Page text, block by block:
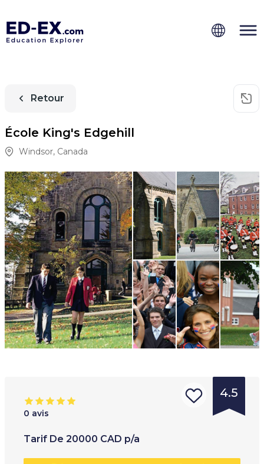
Retour
École King's Edgehill
Windsor, Canada
4.5
0 avis
Tarif De 20000 CAD p/a
Type
Tranche d'âge
12+